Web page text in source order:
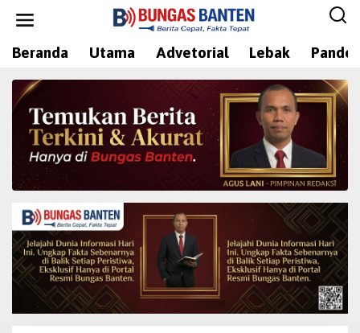
Beranda Utama Advetorial Lebak